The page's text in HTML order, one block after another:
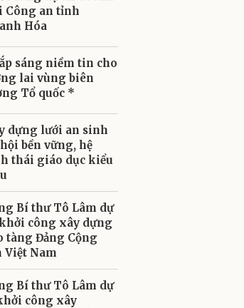
Công an tỉnh
Hóa
sáng niềm tin cho
lai vùng biên
Tổ quốc *
dựng lưới an sinh
bền vững, hệ
thái giáo dục kiểu
Bí thư Tô Lâm dự
công xây dựng
tàng Đảng Cộng
Việt Nam
Bí thư Tô Lâm dự
công xây